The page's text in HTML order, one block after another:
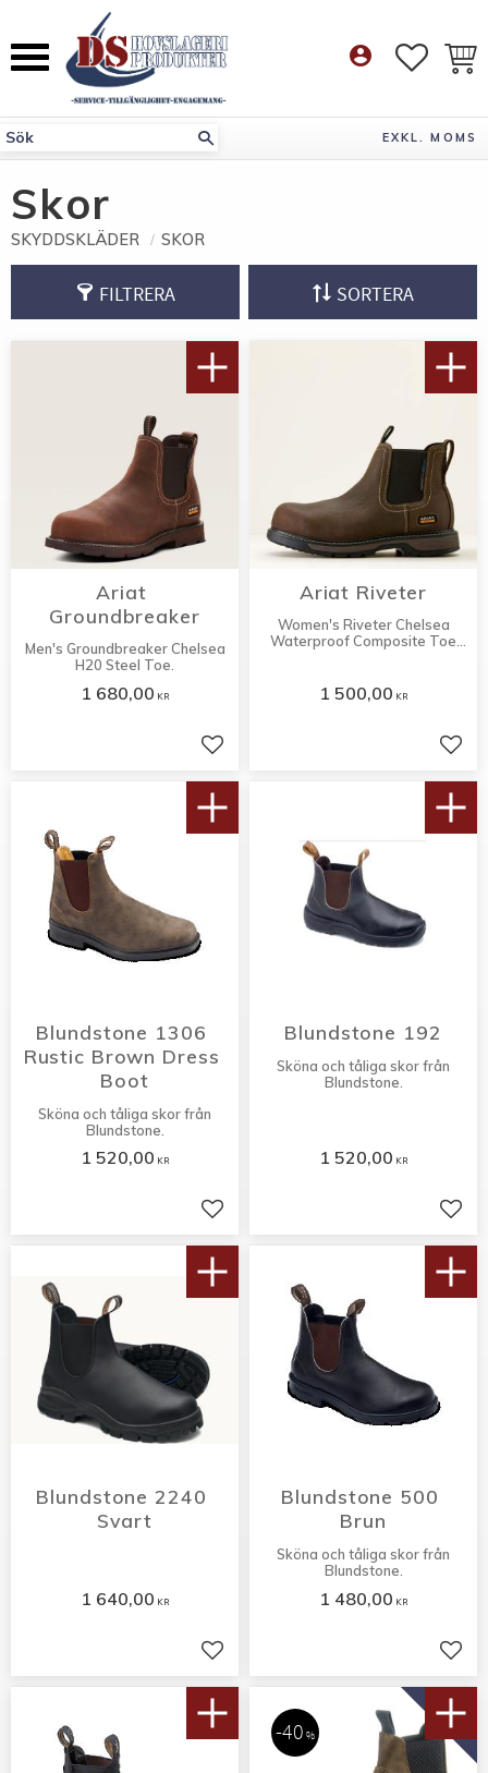
Meny account_circle
EXKL. MOMS
Skor
SKYDDSKLÄDER SKOR
FILTRERA SORTERA
Ariat
Groundbreaker
Men's Groundbreaker Chelsea
H20 Steel Toe.
1 680,00 KR
Lägg till i favoriter
Ariat Riveter
Women's Riveter Chelsea
Waterproof Composite Toe
1 500,00 KR
Blundstone 1306
Rustic Brown Dress
Boot
Sköna och tåliga skor från
Blundstone.
1 520,00 KR
Lägg till i favoriter
Blundstone 192
Sköna och tåliga skor från
Blundstone.
1 520,00 KR
Blundstone 2240
Svart
1 640,00 KR
Lägg till i favoriter
Blundstone 500
Brun
Sköna och tåliga skor från
Blundstone.
1 480,00 KR
40 % LAGERRENSNING